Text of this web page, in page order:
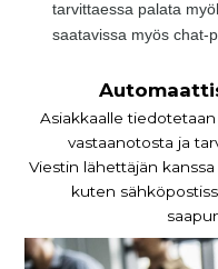
tarvittaessa palata
saatavissa myös chat-
Asiakkaalle
vastaanotosta ja
Viestin lähettäjän
kuten